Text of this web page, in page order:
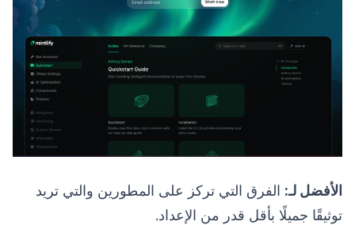
الأفضل لـ: الفرق التي تركز على المطورين والتي تريد
توثيقًا جميلًا بأقل قدر من الإعداد.